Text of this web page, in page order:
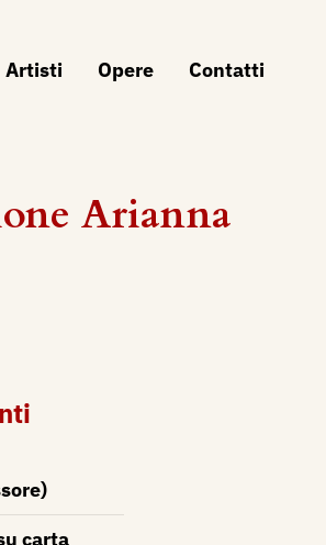
Artisti Opere Contatti
Arianna
carta